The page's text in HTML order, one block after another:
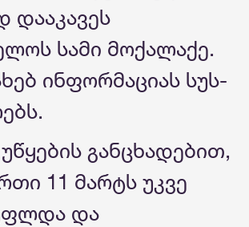
დააკავეს
სამი მოქალაქე.
ინფორმაციას სუს-
განცხადებით,
11 მარტს უკვე
და